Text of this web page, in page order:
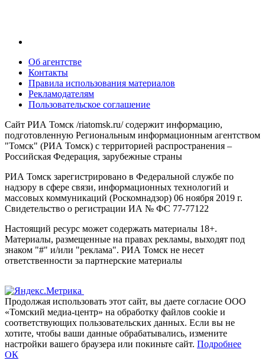
Об агентстве
Контакты
Правила использования материалов
Рекламодателям
Пользовательское соглашение
Сайт РИА Томск /riatomsk.ru/ содержит информацию,
подготовленную Региональным информационным агентством
"Томск" (РИА Томск) с территорией распространения –
Российская Федерация, зарубежные страны
РИА Томск зарегистрировано в Федеральной службе по
надзору в сфере связи, информационных технологий и
массовых коммуникаций (Роскомнадзор) 06 ноября 2019 г.
Свидетельство о регистрации ИА № ФС 77-77122
Настоящий ресурс может содержать материалы 18+.
Материалы, размещенные на правах рекламы, выходят под
знаком "#" и/или "реклама". РИА Томск не несет
ответственности за партнерские материалы
Продолжая использовать этот сайт, вы даете согласие ООО
«Томский медиа-центр» на обработку файлов cookie и
соответствующих пользовательских данных. Если вы не
хотите, чтобы ваши данные обрабатывались, измените
настройки вашего браузера или покиньте сайт. Подробнее
ОК